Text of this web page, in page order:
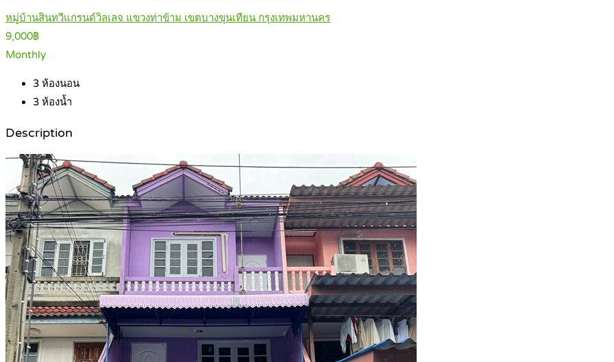
หมู่บ้านสินทวีแกรนด์วิลเลจ แขวงท่าข้าม เขตบางขุนเทียน กรุงเทพมหานคร
9,000฿
Monthly
3 ห้องนอน
3 ห้องน้ำ
Description